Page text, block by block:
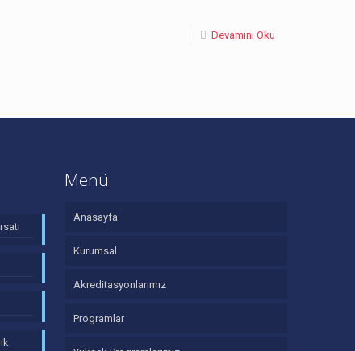
Devamını Oku
Menü
Anasayfa
Kurumsal
Akreditasyonlarımız
Programlar